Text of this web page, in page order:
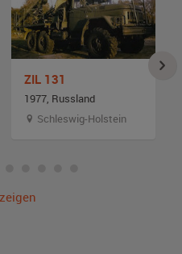
ZIL 131
1977, Russland
Schleswig-Holstein